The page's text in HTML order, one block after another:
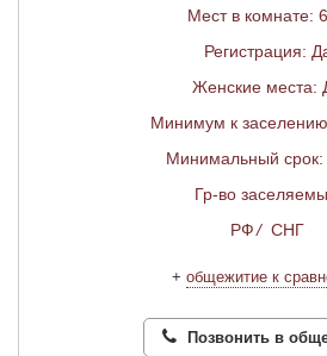
Мест в комнате:
Регистрация:
Женские места:
Минимум к
Минимальный срок:
Гр-во
РФ/ СНГ
+ общежитие к
Позвонить в